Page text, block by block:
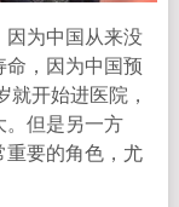
为中国从来没
，因为中国预
开始进医院，
但是另一方
要的角色，尤